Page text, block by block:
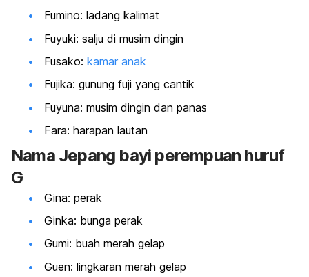
Fumino: ladang kalimat
Fuyuki: salju di musim dingin
Fusako: kamar anak
Fujika: gunung fuji yang cantik
Fuyuna: musim dingin dan panas
Fara: harapan lautan
Nama Jepang bayi perempuan huruf
G
Gina: perak
Ginka: bunga perak
Gumi: buah merah gelap
Guen: lingkaran merah gelap